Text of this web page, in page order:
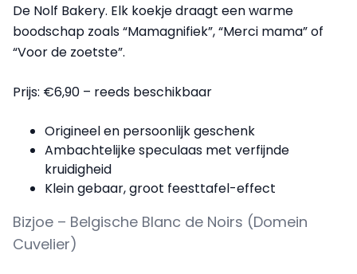
De Nolf Bakery. Elk koekje draagt een warme
boodschap zoals “Mamagnifiek”, “Merci mama” of
“Voor de zoetste”.
Prijs: €6,90 – reeds beschikbaar
Origineel en persoonlijk geschenk
Ambachtelijke speculaas met verfijnde
kruidigheid
Klein gebaar, groot feesttafel-effect
Bizjoe – Belgische Blanc de Noirs (Domein
Cuvelier)